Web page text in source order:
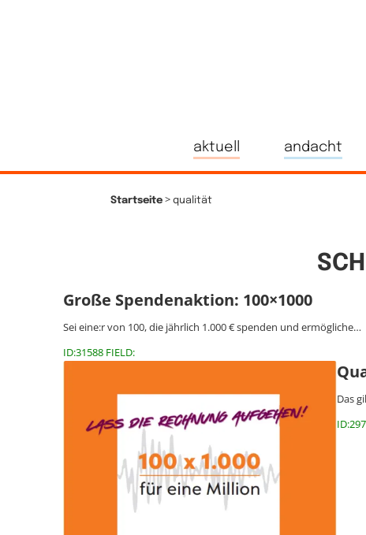
aktuell andacht
Startseite > qualität
Große Spendenaktion: 100×1000
Sei eine:r von 100, die jährlich 1.000 € spenden und ermögliche…
ID:31588 FIELD:
Das